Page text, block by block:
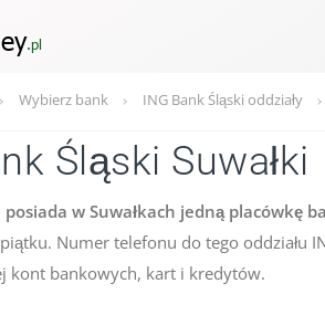
Wybierz bank ING Bank Śląski oddziały
Śląski Suwałki
posiada w Suwałkach jedną placówkę
Numer telefonu do tego oddziału
kont bankowych, kart i kredytów.